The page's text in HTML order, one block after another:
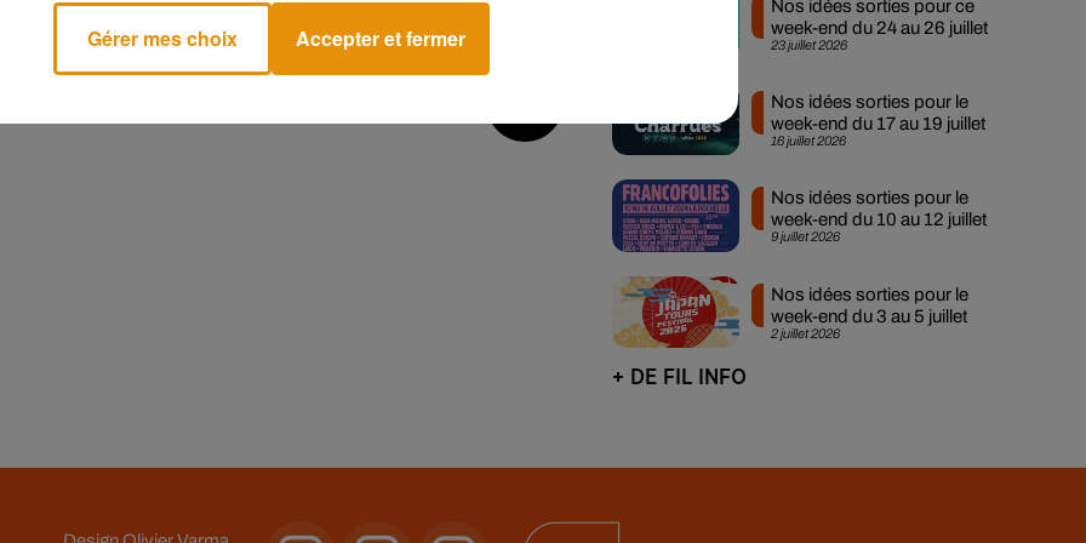
23 juillet 2026
Nos idées sorties pour ce
week-end du 24 au 26 juillet
16 juillet 2026
Nos idées sorties pour le
week-end du 17 au 19 juillet
9 juillet 2026
Nos idées sorties pour le
week-end du 10 au 12 juillet
2 juillet 2026
Nos idées sorties pour le
week-end du 3 au 5 juillet
+ DE FIL INFO
Gérer mes choix Accepter et fermer